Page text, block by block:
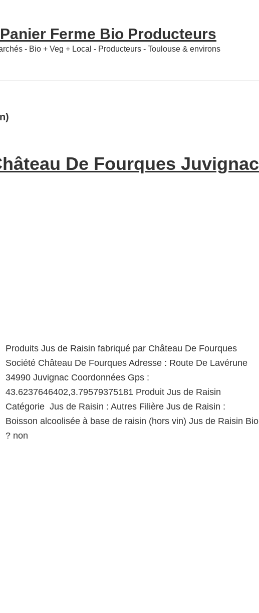
Ferme Bio Producteurs
- Bio + Veg + Local - Producteurs - Toulouse & environs
De Fourques Juvignac
Produits Jus de Raisin fabriqué par Château De Fourques
Société Château De Fourques Adresse : Route De Lavérune
34990 Juvignac Coordonnées Gps :
43.6237646402,3.79579375181 Produit Jus de Raisin
Catégorie Jus de Raisin : Autres Filière Jus de Raisin :
Boisson alcoolisée à base de raisin (hors vin) Jus de Raisin Bio
? non